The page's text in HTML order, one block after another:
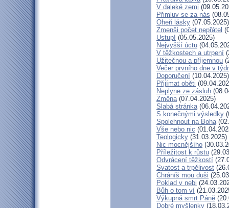
V daleké zemi
Přimluv se za nás
Oheň lásky (07.05.2025)
Zmenši počet nepřátel
Ustup! (05.05.2025)
Nejvyšší úctu
V těžkostech a utrpení
Užitečnou a příjemnou
Večer prvního dne v
Doporučení (10.04.2025)
Přijímat oběti
Neplyne ze zásluh
Změna(07.04.2025)
Slabá stránka
S konečnými výsledky
Spolehnout na Boha
Vše nebo nic
Teologicky (31.03.2025)
Nic mocnějšího
Příležitost k růstu
Odvrácení těžkostí
Svatost a trpělivost
Chráníš mou duši
Poklad v nebi
Bůh o tom ví
Výkupná smrt Páně
Dobré myšlenky